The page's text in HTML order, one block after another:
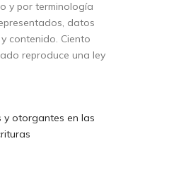
y por terminología
datos
contenido. Ciento
reproduce una ley
y otorgantes en las